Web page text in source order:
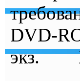
DVD-
экз.